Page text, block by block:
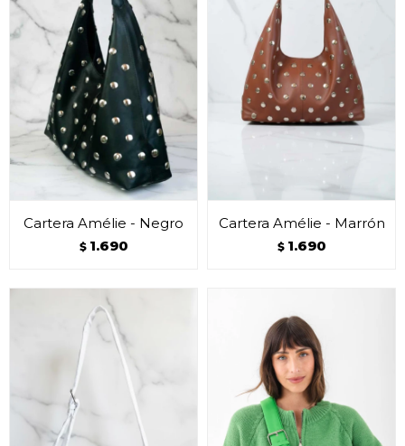
Cartera Amélie - Negro
$ 1.690
Cartera Amélie - Marrón
$ 1.690